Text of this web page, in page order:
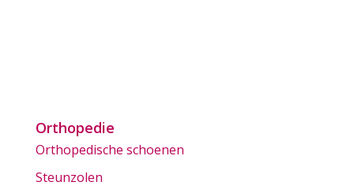
Orthopedie
Orthopedische schoenen
Steunzolen